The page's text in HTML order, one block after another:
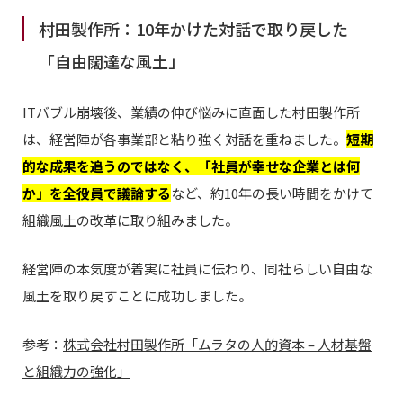
村田製作所：10年かけた対話で取り戻した
「自由闊達な風土」
ITバブル崩壊後、業績の伸び悩みに直面した村田製作所
は、経営陣が各事業部と粘り強く対話を重ねました。 短期
的な成果を追うのではなく、「社員が幸せな企業とは何
か」を全役員で議論するなど、約10年の長い時間をかけて
組織風土の改革に取り組みました。
経営陣の本気度が着実に社員に伝わり、同社らしい自由な
風土を取り戻すことに成功しました。
参考： 株式会社村田製作所「ムラタの人的資本 – 人材基盤
と組織力の強化」